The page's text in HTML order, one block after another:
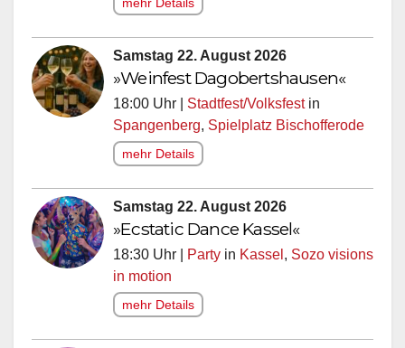
Samstag 22. August 2026
»Weinfest Dagobertshausen«
18:00 Uhr | Stadtfest/Volksfestin
Spangenberg, Spielplatz Bischofferode
mehr Details
Samstag 22. August 2026
»Ecstatic Dance Kassel«
18:30 Uhr | Party in Kassel , Sozo visions
in motion
mehr Details